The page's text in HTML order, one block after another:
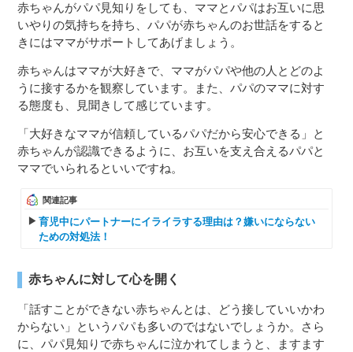
赤ちゃんがパパ見知りをしても、ママとパパはお互いに思
いやりの気持ちを持ち、パパが赤ちゃんのお世話をすると
きにはママがサポートしてあげましょう。
赤ちゃんはママが大好きで、ママがパパや他の人とどのよ
うに接するかを観察しています。また、パパのママに対す
る態度も、見聞きして感じています。
「大好きなママが信頼しているパパだから安心できる」と
赤ちゃんが認識できるように、お互いを支え合えるパパと
ママでいられるといいですね。
関連記事
育児中にパートナーにイライラする理由は？嫌いにならない
ための対処法！
赤ちゃんに対して心を開く
「話すことができない赤ちゃんとは、どう接していいかわ
からない」というパパも多いのではないでしょうか。さら
に、パパ見知りで赤ちゃんに泣かれてしまうと、ますます